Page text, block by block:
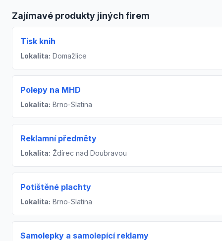
Zajímavé produkty jiných firem
Tisk knih
Lokalita: Domažlice
Polepy na MHD
Lokalita: Brno-Slatina
Reklamní předměty
Lokalita: Ždírec nad Doubravou
Potištěné plachty
Lokalita: Brno-Slatina
Samolepky a samolepící reklamy